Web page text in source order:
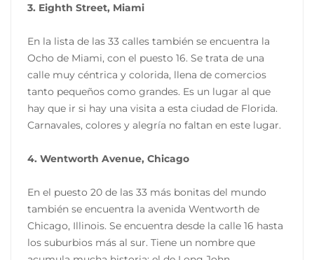
3. Eighth Street, Miami
En la lista de las 33 calles también se encuentra la
Ocho de Miami, con el puesto 16. Se trata de una
calle muy céntrica y colorida, llena de comercios
tanto pequeños como grandes. Es un lugar al que
hay que ir si hay una visita a esta ciudad de Florida.
Carnavales, colores y alegría no faltan en este lugar.
4. Wentworth Avenue, Chicago
En el puesto 20 de las 33 más bonitas del mundo
también se encuentra la avenida Wentworth de
Chicago, Illinois. Se encuentra desde la calle 16 hasta
los suburbios más al sur. Tiene un nombre que